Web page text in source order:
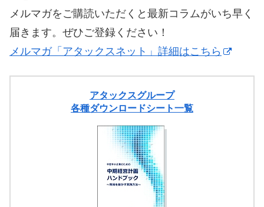
メルマガをご購読いただくと最新コラムがいち早く
届きます。ぜひご登録ください！
メルマガ「アタックスネット」詳細はこちら
アタックスグループ
各種ダウンロードシート一覧